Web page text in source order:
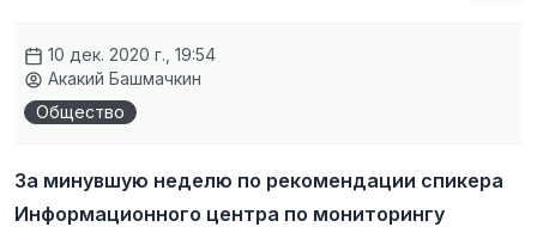
10 дек. 2020 г., 19:54
Акакий Башмачкин
Общество
За минувшую неделю по рекомендации спикера
Информационного центра по мониторингу